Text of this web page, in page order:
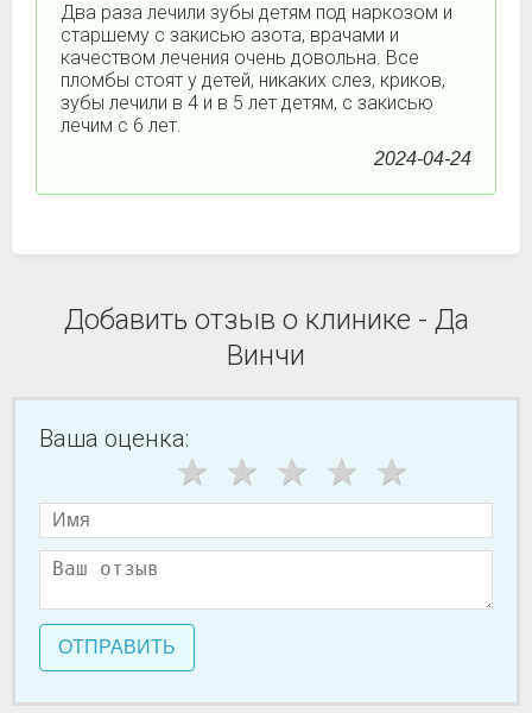
Два раза лечили зубы детям под наркозом и
старшему с закисью азота, врачами и
качеством лечения очень довольна. Все
пломбы стоят у детей, никаких слез, криков,
зубы лечили в 4 и в 5 лет детям, с закисью
лечим с 6 лет.
2024-04-24
Добавить отзыв о клинике - Да
Винчи
Ваша оценка:
ОТПРАВИТЬ